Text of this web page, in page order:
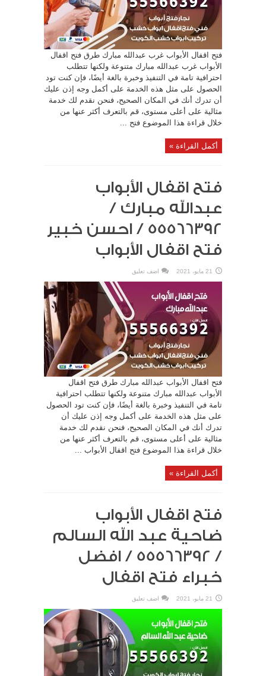
فتح اقفال الأبواب غرب عبدالله مبارك طرق فتح اقفال
الأبواب غرب عبدالله مبارك متنوعة ولكنها تتطلب
احترافية تامة في التنفيذ وخبرة بالغة أيضًا، فإن كنت تود
الحصول على مثل هذه الخدمة على أكمل وجه إذن عليك
أن تدرك أنك في المكان الصحيح، فنحن نقدم لك خدمة
مثالية على أعلى مستوى، قم بالتعرف أكثر عنها من
خلال قراءة هذا الموضوع فتح ...
أكمل القراءة »
فتح اقفال الأبواب
عبدالله مبارك /
55566392 / احسن خبير
فتح اقفال الأبواب
21 مايو، 2021 اضف تعليق
فتح اقفال الأبواب عبدالله مبارك طرق فتح اقفال
الأبواب عبدالله مبارك متنوعة ولكنها تتطلب احترافية
تامة في التنفيذ وخبرة بالغة أيضًا، فإن كنت تود الحصول
على مثل هذه الخدمة على أكمل وجه إذن عليك أن
تدرك أنك في المكان الصحيح، فنحن نقدم لك خدمة
مثالية على أعلى مستوى، قم بالتعرف أكثر عنها من
خلال قراءة هذا الموضوع فتح اقفال الأبواب ...
أكمل القراءة »
فتح اقفال الأبواب
ضاحية عبد الله السالم
/ 55566392 / افضل
خبراء فتح اقفال
21 مايو، 2021 اضف تعليق